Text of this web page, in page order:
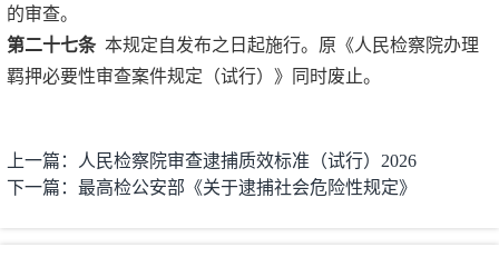
的审查。
第二十七条本规定自发布之日起施行。原《人民检察院办理
羁押必要性审查案件规定（试行）》同时废止。
上一篇：人民检察院审查逮捕质效标准（试行）2026
下一篇：最高检公安部《关于逮捕社会危险性规定》